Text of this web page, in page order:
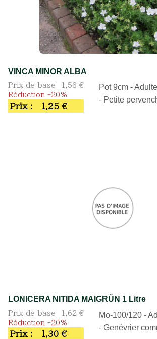
VINCA MINOR ALBA
Prix de base
1,56 €
Réduction -20%
Prix : 1,25 €
Pot 9cm -
- Petite
LONICERA NITIDA MAIGRÜN 1 Litre
Prix de base
1,62 €
Réduction -20%
Prix : 1,30 €
Mo-100/120 -
- Genévrier